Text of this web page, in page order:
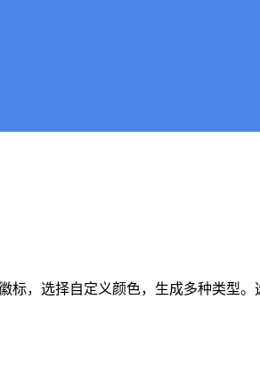
，选择自定义颜色，生成多种类型